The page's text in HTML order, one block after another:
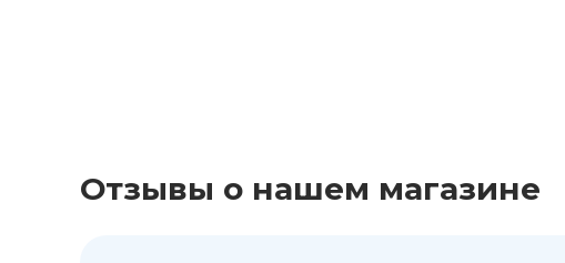
Отзывы о нашем магазине